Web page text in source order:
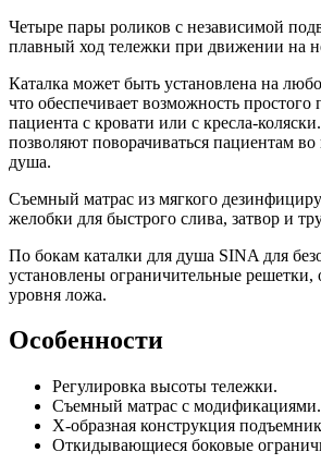
Четыре пары роликов с независимой
плавный ход тележки при движении на
Каталка может быть установлена на
что обеспечивает возможность
пациента с кровати или с кресла-
позволяют поворачиваться пациентам
душа.
Съемный матрас из мягкого
желобки для быстрого слива, затвор и
По бокам каталки для душа SINA для
установлены ограничительные
уровня ложа.
Особенности
Регулировка высоты тележки.
Съемный матрас с модификациями.
Х-образная конструкция
Откидывающиеся боковые